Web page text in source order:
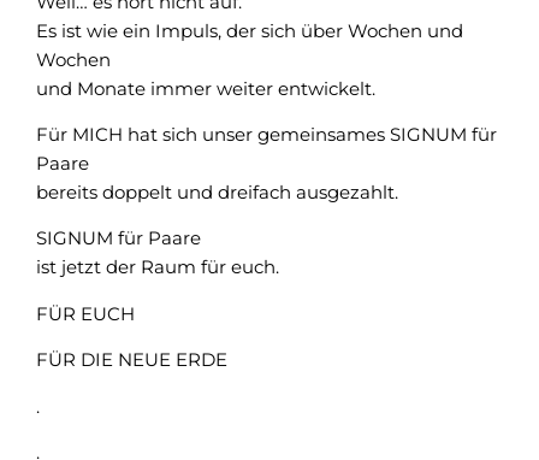
Es ist wie ein Impuls, der sich über Wochen und
Wochen
und Monate immer weiter entwickelt.
Für MICH hat sich unser gemeinsames SIGNUM für
Paare
bereits doppelt und dreifach ausgezahlt.
SIGNUM für Paare
ist jetzt der Raum für euch.
FÜR EUCH
FÜR DIE NEUE ERDE
.
.